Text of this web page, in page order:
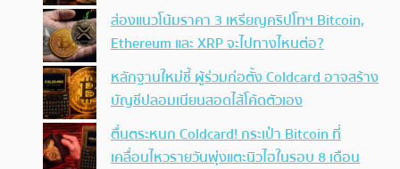
ส่องแนวโน้มราคา 3 เหรียญคริปโทฯ Bitcoin,
Ethereum และ XRP จะไปทางไหนต่อ?
หลักฐานใหม่ชี้ ผู้ร่วมก่อตั้ง Coldcard อาจสร้าง
บัญชีปลอมเนียนสอดไส้โค้ดตัวเอง
ตื่นตระหนก Coldcard! กระเป๋า Bitcoin ที่
เคลื่อนไหวรายวันพุ่งแตะนิวไฮในรอบ 8 เดือน